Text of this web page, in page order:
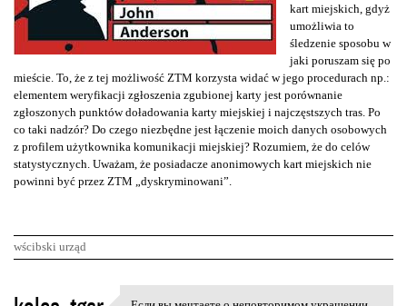
kart miejskich, gdyż
umożliwia to
śledzenie sposobu w
jaki poruszam się po
mieście. To, że z tej możliwość ZTM korzysta widać w jego procedurach np.:
elementem weryfikacji zgłoszenia zgubionej karty jest porównanie
zgłoszonych punktów doładowania karty miejskiej i najczęstszych tras. Po
co taki nadzór? Do czego niezbędne jest łączenie moich danych osobowych
z profilem użytkownika komunikacji miejskiej? Rozumiem, że do celów
statystycznych. Uważam, że posiadacze anonimowych kart miejskich nie
powinni być przez ZTM „dyskryminowani”.
wścibski urząd
K